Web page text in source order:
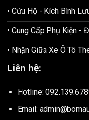
• Cứu Hộ - Kích Bình
• Cung Cấp Phụ Kiện -
• Nhận Giữa Xe Ô Tô
Liên hệ:
Hotline:
Email: